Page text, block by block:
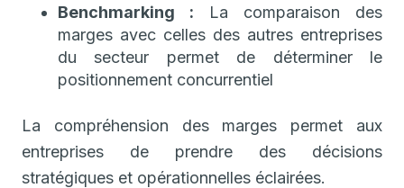
Benchmarking : La comparaison des
marges avec celles des autres entreprises
du secteur permet de déterminer le
positionnement concurrentiel
La compréhension des marges permet aux
entreprises de prendre des décisions
stratégiques et opérationnelles éclairées.